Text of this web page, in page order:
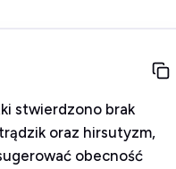
stwierdzono brak
oraz hirsutyzm,
obecność